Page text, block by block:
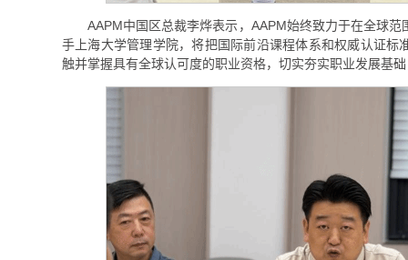
AAPM中国区总裁李烨表示，AAPM始终致力于在全球
手上海大学管理学院，将把国际前沿课程体系和权威认证标
触并掌握具有全球认可度的职业资格，切实夯实职业发展基